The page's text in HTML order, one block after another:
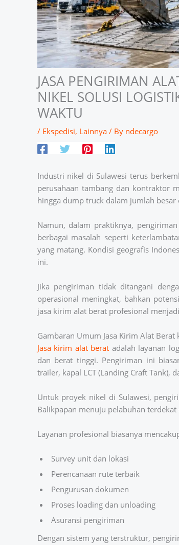
JASA PENGIRIMAN
NIKEL SOLUSI
WAKTU
/ Ekspedisi, Lainnya/ By ndecargo
Industri nikel di Sulawesi terus
perusahaan tambang dan kontraktor
hingga dump truck dalam jumlah besar
Namun, dalam praktiknya,
berbagai masalah seperti
yang matang. Kondisi geografis
ini.
Jika pengiriman tidak ditangani
operasional meningkat, bahkan
jasa kirim alat berat profesional
Gambaran Umum Jasa Kirim Alat Berat
Jasa kirim alat berat adalah layanan
dan berat tinggi. Pengiriman ini
trailer, kapal LCT (Landing Craft Tank),
Untuk proyek nikel di Sulawesi,
Balikpapan menuju pelabuhan terdekat
Layanan profesional biasanya
Survey unit dan lokasi
Perencanaan rute terbaik
Pengurusan dokumen
Proses loading dan unloading
Asuransi pengiriman
Dengan sistem yang terstruktur,